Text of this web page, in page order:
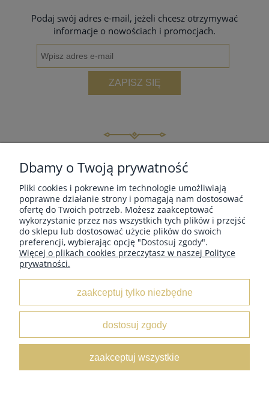
Podaj swój adres e-mail, jeżeli chcesz otrzymywać
informacje o nowościach i promocjach.
ZAPISZ SIĘ
MOJE KONTO
PŁATNOŚCI I DOSTAWA
O NAS
626 Warszawa, woj. Mazowieckie | tel.
novona@novona.pl
Dbamy o Twoją prywatność
Pliki cookies i pokrewne im technologie umożliwiają
poprawne działanie strony i pomagają nam dostosować
ofertę do Twoich potrzeb. Możesz zaakceptować
wykorzystanie przez nas wszystkich tych plików i przejść
do sklepu lub dostosować użycie plików do swoich
preferencji, wybierając opcję "Dostosuj zgody".
Więcej o plikach cookies przeczytasz w naszej Polityce
prywatności.
zaakceptuj tylko niezbędne
dostosuj zgody
zaakceptuj wszystkie